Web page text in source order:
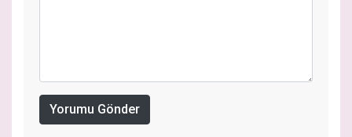
Yorumu Gönder